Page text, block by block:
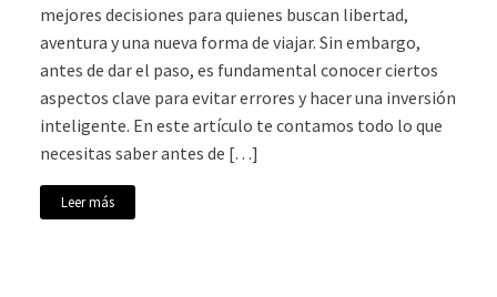
mejores decisiones para quienes buscan libertad,
aventura y una nueva forma de viajar. Sin embargo,
antes de dar el paso, es fundamental conocer ciertos
aspectos clave para evitar errores y hacer una inversión
inteligente. En este artículo te contamos todo lo que
necesitas saber antes de […]
Leer más